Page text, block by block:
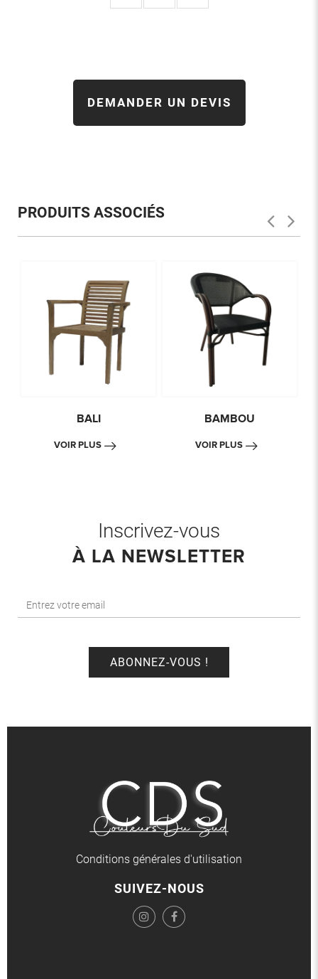
DEMANDER UN DEVIS
PRODUITS ASSOCIÉS
BALI
VOIR PLUS
BAMBOU
VOIR PLUS
Inscrivez-vous
À LA NEWSLETTER
Conditions générales d'utilisation
SUIVEZ-NOUS